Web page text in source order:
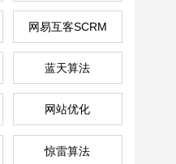
网易互客SCRM
蓝天算法
网站优化
惊雷算法